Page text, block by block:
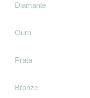
Diamante
Ouro
Prata
Bronze